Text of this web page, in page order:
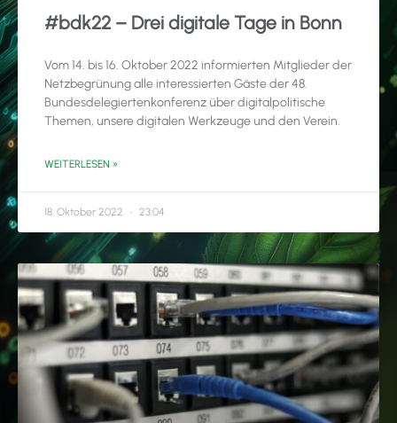
#bdk22 – Drei digitale Tage in Bonn
Vom 14. bis 16. Oktober 2022 informierten Mitglieder der
Netzbegrünung alle interessierten Gäste der 48.
Bundesdelegiertenkonferenz über digitalpolitische
Themen, unsere digitalen Werkzeuge und den Verein.
WEITERLESEN »
18. Oktober 2022 23:04